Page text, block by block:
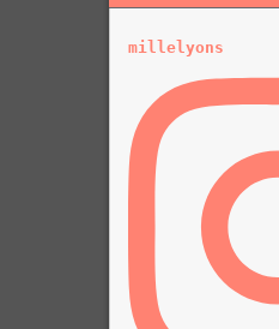
millelyons